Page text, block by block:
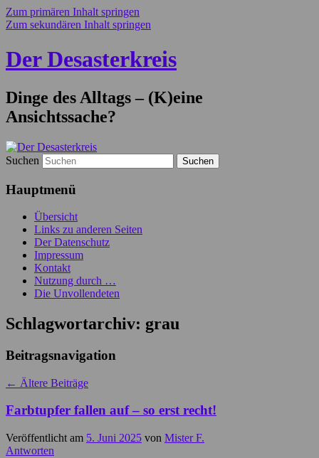
Zum primären Inhalt springen
Zum sekundären Inhalt springen
Der Desasterkreis
Dinge des Alltags – (K)eine
Ansichtssache?
Suchen
Hauptmenü
Übersicht
Links zu anderen Seiten
Der Datenschutz
Impressum
Kontakt
Nutzung durch …
Die Unvollendeten
Schlagwortarchiv: grau
Beitragsnavigation
← Ältere Beiträge
Farbtupfer fallen auf – so erst recht!
Veröffentlicht am 5. Juni 2025 von Mister F.
Antworten